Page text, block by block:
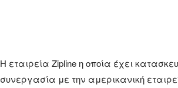
Η εταιρεία Zipline η οποία έχει
συνεργασία με την αμερικανική